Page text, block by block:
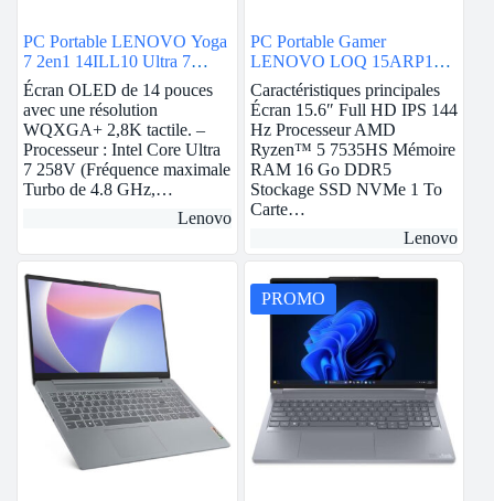
PC Portable LENOVO Yoga
7 2en1 14ILL10 Ultra 7
258V 32Go 1To SSD – Gris
Écran OLED de 14 pouces
avec une résolution
WQXGA+ 2,8K tactile. –
Processeur : Intel Core Ultra
7 258V (Fréquence maximale
Turbo de 4.8 GHz,…
Lenovo
PC Portable Gamer
LENOVO LOQ 15ARP10E
AMD RYZEN 5 16G RTX
3050
Caractéristiques principales
Écran 15.6″ Full HD IPS 144
Hz Processeur AMD
Ryzen™ 5 7535HS Mémoire
RAM 16 Go DDR5
Stockage SSD NVMe 1 To
Carte…
Lenovo
PROMO